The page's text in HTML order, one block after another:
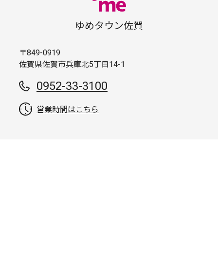
ゆめタウン佐賀
〒849-0919
佐賀県佐賀市兵庫北5丁目14-1
0952-33-3100
営業時間はこちら